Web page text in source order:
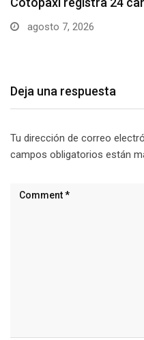
visitantes…
Deja una respuesta
Tu dirección de correo
campos obligatorios están